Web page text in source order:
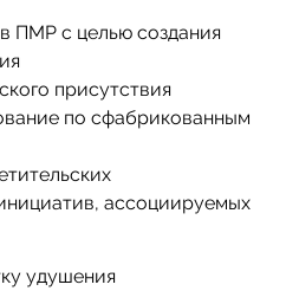
в ПМР с целью создания
присутствия
по сфабрикованным
ассоциируемых
удушения